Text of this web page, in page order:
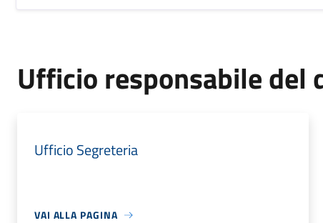
Ufficio responsabile del
Ufficio Segreteria
VAI ALLA PAGINA